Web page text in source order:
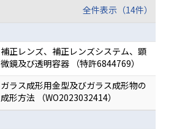
全件表示（14件）
補正レンズ、補正レンズシステム、顕
微鏡及び透明容器 （特許6844769）
ガラス成形用金型及びガラス成形物の
成形方法 （WO2023032414）